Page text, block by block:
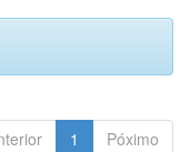
1 Póximo